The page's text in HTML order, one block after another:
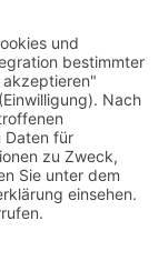
185a SGB IX in
Hessen
Einbindung
Integration,
des
e. V.